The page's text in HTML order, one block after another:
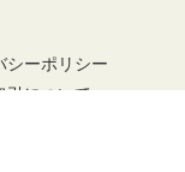
23.5 ホワイ
がとうござ
シーポリシー
引について